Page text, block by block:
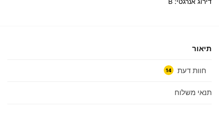
תיאור
חוות דעת 14
תנאי משלוח